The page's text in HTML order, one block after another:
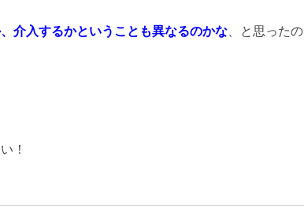
介入するかということも異なるのかな 、と思ったの
！